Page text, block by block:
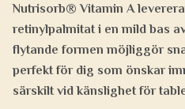
Nutrisorb® Vitamin A
retinylpalmitat i en mild bas
flytande formen möjliggör
perfekt för dig som önskar
särskilt vid känslighet för